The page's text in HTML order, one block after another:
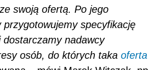
swoją ofertą. Po jego
przygotowujemy specyfikację
dostarczamy nadawcy
osób, do których taka oferta